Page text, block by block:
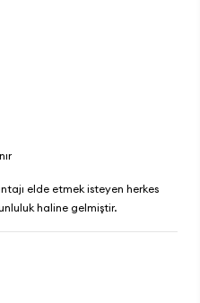
elde etmek isteyen herkes
haline gelmiştir.